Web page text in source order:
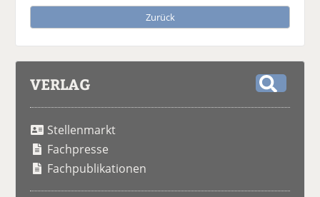
Zurück
VERLAG
Stellenmarkt
Fachpresse
Fachpublikationen